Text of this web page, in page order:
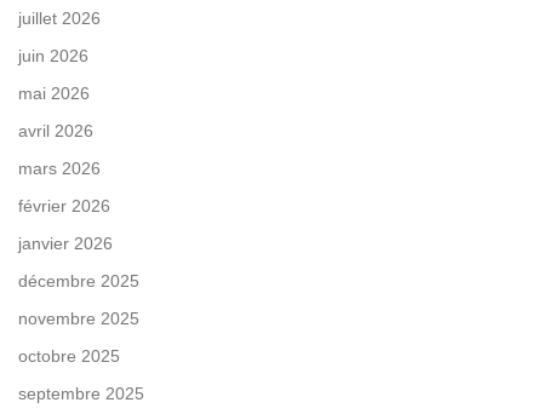
juillet 2026
juin 2026
mai 2026
avril 2026
mars 2026
février 2026
janvier 2026
décembre 2025
novembre 2025
octobre 2025
septembre 2025